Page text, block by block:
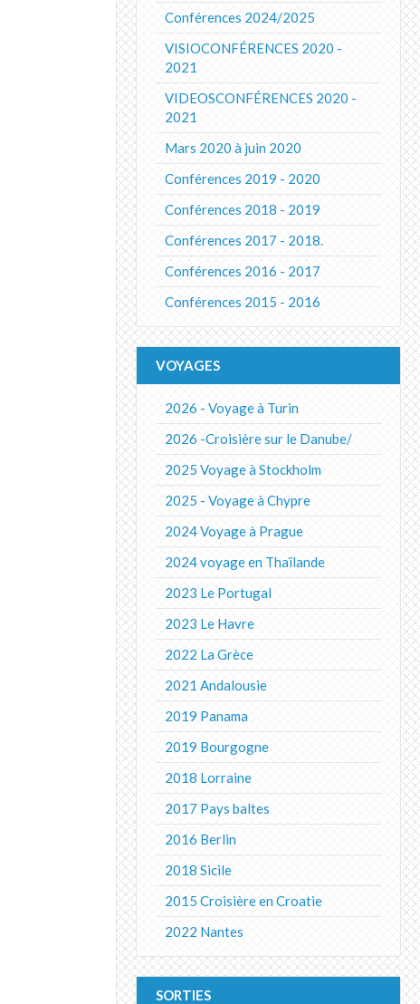
Conférences 2024/2025
VISIOCONFÉRENCES 2020 -
2021
VIDEOSCONFÉRENCES 2020 -
2021
Mars 2020 à juin 2020
Conférences 2019 - 2020
Conférences 2018 - 2019
Conférences 2017 - 2018.
Conférences 2016 - 2017
Conférences 2015 - 2016
VOYAGES
2026 - Voyage à Turin
2026 -Croisière sur le Danube/
2025 Voyage à Stockholm
2025 - Voyage à Chypre
2024 Voyage à Prague
2024 voyage en Thaïlande
2023 Le Portugal
2023 Le Havre
2022 La Grèce
2021 Andalousie
2019 Panama
2019 Bourgogne
2018 Lorraine
2017 Pays baltes
2016 Berlin
2018 Sicile
2015 Croisière en Croatie
2022 Nantes
SORTIES